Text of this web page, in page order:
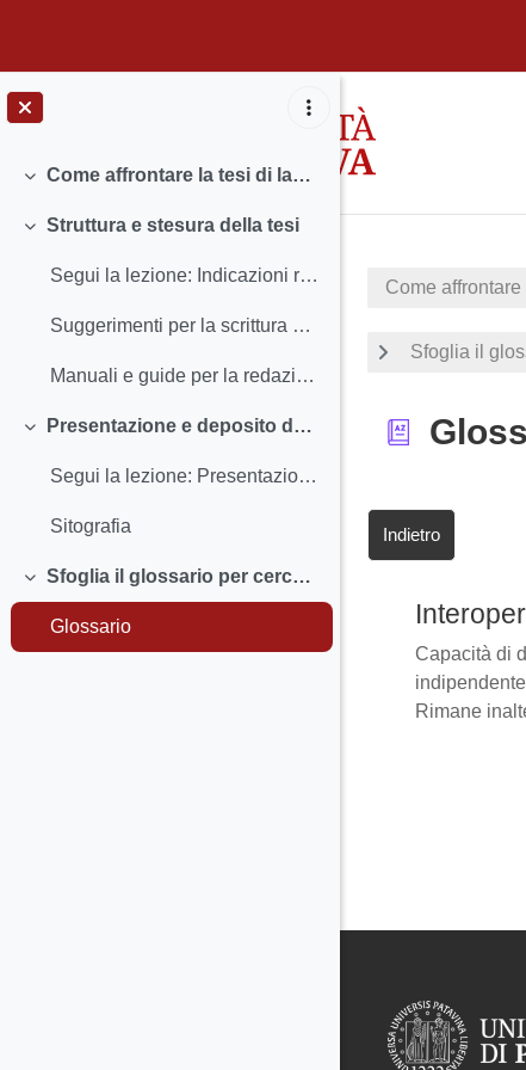
Minimizza
Come affrontare la tesi di laurea: la scrittura scientifica (area Scienze Sociali)
Minimizza
Struttura e stesura della tesi
Segui la lezione: Indicazioni redazionali e stesura della tesi
Suggerimenti per la scrittura della tesi (manuale scaricabile)
Manuali e guide per la redazione della tesi
Minimizza
Presentazione e deposito della tesi
Segui la lezione: Presentazione, discussione e deposito della tesi
Sitografia
Minimizza
Sfoglia il glossario per cercare le definizioni dei termini che non conosci.
Glossario
Come
Sfoglia il
Indietro
Capacità di
Rimane